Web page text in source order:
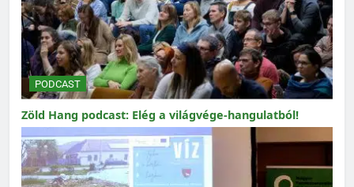
PODCAST
Zöld Hang podcast: Elég a világvége-hangulatból!